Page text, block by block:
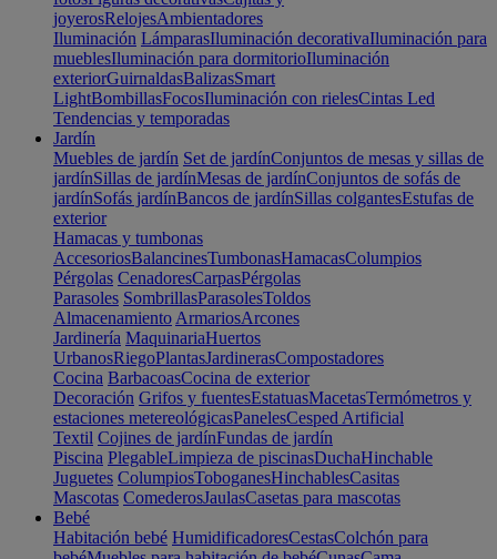
joyerosRelojesAmbientadores
Iluminación LámparasIluminación decorativaIluminación para
mueblesIluminación para dormitorioIluminación
exteriorGuirnaldasBalizasSmart
LightBombillasFocosIluminación con rielesCintas Led
Tendencias y temporadas
Jardín
Muebles de jardín Set de jardínConjuntos de mesas y sillas de
jardínSillas de jardínMesas de jardínConjuntos de sofás de
jardínSofás jardínBancos de jardínSillas colgantesEstufas de
exterior
Hamacas y tumbonas
AccesoriosBalancinesTumbonasHamacasColumpios
Pérgolas CenadoresCarpasPérgolas
Parasoles SombrillasParasolesToldos
Almacenamiento ArmariosArcones
Jardinería MaquinariaHuertos
UrbanosRiegoPlantasJardinerasCompostadores
Cocina BarbacoasCocina de exterior
Decoración Grifos y fuentesEstatuasMacetasTermómetros y
estaciones metereológicasPanelesCesped Artificial
Textil Cojines de jardínFundas de jardín
Piscina PlegableLimpieza de piscinasDuchaHinchable
Juguetes ColumpiosToboganesHinchablesCasitas
Mascotas ComederosJaulasCasetas para mascotas
Bebé
Habitación bebé HumidificadoresCestasColchón para